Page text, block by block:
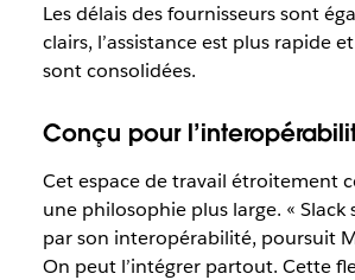
Les délais des fournisseurs sont
clairs, l’assistance est plus rapide
sont consolidées.
Conçu pour
Cet espace de travail étroitement
une philosophie plus large. « Slack
par son interopérabilité, poursuit
On peut l’intégrer partout. Cette